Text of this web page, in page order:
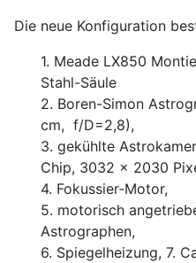
Die neue Konfiguration
1. Meade LX850
Stahl-Säule
2. Boren-Simon
cm, f/D=2,8),
3. gekühlte
Chip, 3032 x 2030
4. Fokussier-Motor,
5. motorisch
Astrographen,
6. Spiegelheizung, 7.